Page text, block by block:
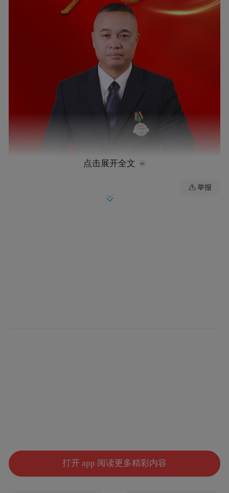
切地称陈洪文为“百事通”。无论是遇到经营
上的困难还是难以抉择的问题，陈洪文总能
点击展开全文
举报
打开 app 阅读更多精彩内容